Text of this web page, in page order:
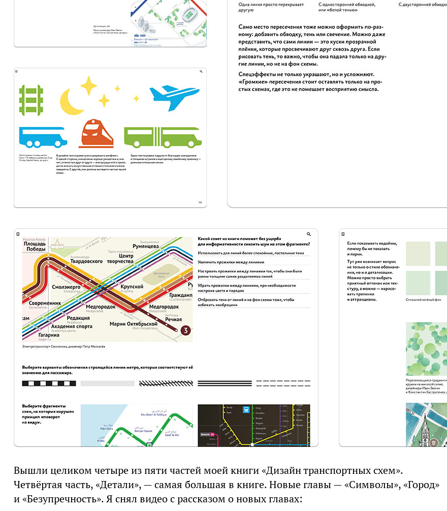
Вышли целиком четыре из пяти частей моей книги «Дизайн транспортных схем».
Четвёртая часть, «Детали», — самая большая в книге. Новые главы — «Символы», «Город»
и «Безупречность». Я снял видео с рассказом о новых главах: